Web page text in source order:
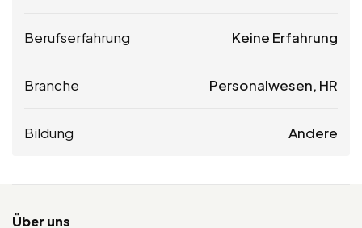
Berufserfahrung Keine Erfahrung
Branche Personalwesen, HR
Bildung Andere
Über uns